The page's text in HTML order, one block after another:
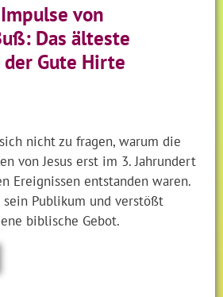
von
Das älteste
Gute Hirte
nicht zu fragen, warum die
von Jesus erst im 3. Jahrundert
Ereignissen entstanden waren.
Publikum und verstößt
biblische Gebot.